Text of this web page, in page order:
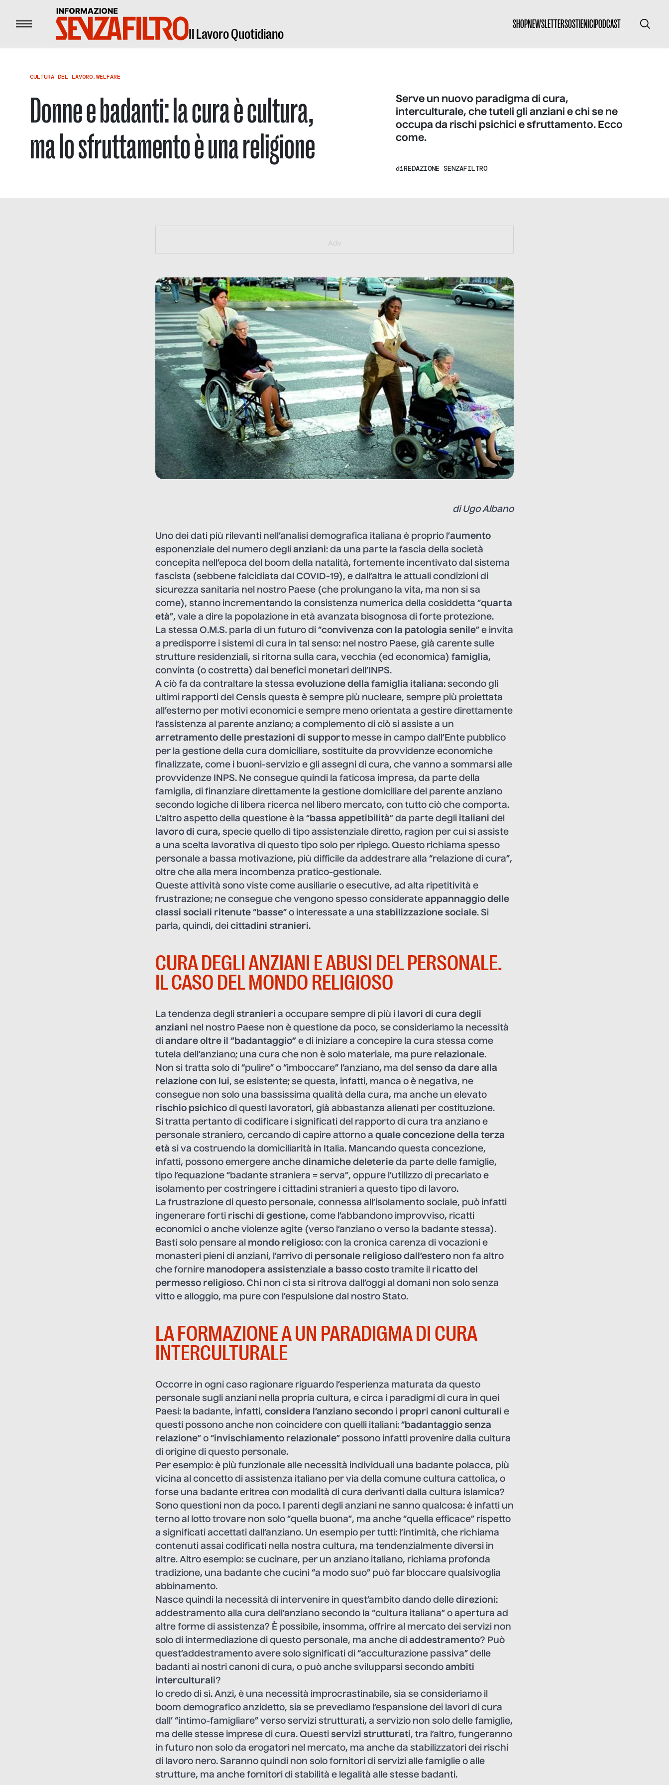
Menu Il Lavoro Quotidiano
SHOPNEWSLETTERSOSTIENICIPODCAST Cerca
CULTURA DEL LAVORO,WELFARE
Donne e badanti: la cura è cultura,
ma lo sfruttamento è una religione
Serve un nuovo paradigma di cura,
interculturale, che tuteli gli anziani e chi se ne
occupa da rischi psichici e sfruttamento. Ecco
come.
diREDAZIONE SENZAFILTRO
Adv
di Ugo Albano
Uno dei dati più rilevanti nell’analisi demografica italiana è proprio l’aumento
esponenziale del numero degli anziani: da una parte la fascia della società
concepita nell’epoca del boom della natalità, fortemente incentivato dal sistema
fascista (sebbene falcidiata dal COVID-19), e dall’altra le attuali condizioni di
sicurezza sanitaria nel nostro Paese (che prolungano la vita, ma non si sa
come), stanno incrementando la consistenza numerica della cosiddetta “quarta
età”, vale a dire la popolazione in età avanzata bisognosa di forte protezione.
La stessa O.M.S. parla di un futuro di “convivenza con la patologia senile” e invita
a predisporre i sistemi di cura in tal senso: nel nostro Paese, già carente sulle
strutture residenziali, si ritorna sulla cara, vecchia (ed economica) famiglia,
convinta (o costretta) dai benefici monetari dell’INPS.
A ciò fa da contraltare la stessa evoluzione della famiglia italiana: secondo gli
ultimi rapporti del Censis questa è sempre più nucleare, sempre più proiettata
all’esterno per motivi economici e sempre meno orientata a gestire direttamente
l’assistenza al parente anziano; a complemento di ciò si assiste a un
arretramento delle prestazioni di supporto messe in campo dall’Ente pubblico
per la gestione della cura domiciliare, sostituite da provvidenze economiche
finalizzate, come i buoni-servizio e gli assegni di cura, che vanno a sommarsi alle
provvidenze INPS. Ne consegue quindi la faticosa impresa, da parte della
famiglia, di finanziare direttamente la gestione domiciliare del parente anziano
secondo logiche di libera ricerca nel libero mercato, con tutto ciò che comporta.
L’altro aspetto della questione è la “bassa appetibilità” da parte degli italiani del
lavoro di cura, specie quello di tipo assistenziale diretto, ragion per cui si assiste
a una scelta lavorativa di questo tipo solo per ripiego. Questo richiama spesso
personale a bassa motivazione, più difficile da addestrare alla “relazione di cura”,
oltre che alla mera incombenza pratico-gestionale.
Queste attività sono viste come ausiliarie o esecutive, ad alta ripetitività e
frustrazione; ne consegue che vengono spesso considerate appannaggio delle
classi sociali ritenute “basse” o interessate a una stabilizzazione sociale. Si
parla, quindi, dei cittadini stranieri.
CURA DEGLI ANZIANI E ABUSI DEL PERSONALE.
IL CASO DEL MONDO RELIGIOSO
La tendenza degli stranieri a occupare sempre di più i lavori di cura degli
anziani nel nostro Paese non è questione da poco, se consideriamo la necessità
di andare oltre il “badantaggio” e di iniziare a concepire la cura stessa come
tutela dell’anziano; una cura che non è solo materiale, ma pure relazionale.
Non si tratta solo di “pulire” o “imboccare” l’anziano, ma del senso da dare alla
relazione con lui, se esistente; se questa, infatti, manca o è negativa, ne
consegue non solo una bassissima qualità della cura, ma anche un elevato
rischio psichico di questi lavoratori, già abbastanza alienati per costituzione.
Si tratta pertanto di codificare i significati del rapporto di cura tra anziano e
personale straniero, cercando di capire attorno a quale concezione della terza
età si va costruendo la domiciliarità in Italia. Mancando questa concezione,
infatti, possono emergere anche dinamiche deleterie da parte delle famiglie,
tipo l’equazione “badante straniera = serva”, oppure l’utilizzo di precariato e
isolamento per costringere i cittadini stranieri a questo tipo di lavoro.
La frustrazione di questo personale, connessa all’isolamento sociale, può infatti
ingenerare forti rischi di gestione, come l’abbandono improvviso, ricatti
economici o anche violenze agite (verso l’anziano o verso la badante stessa).
Basti solo pensare al mondo religioso: con la cronica carenza di vocazioni e
monasteri pieni di anziani, l’arrivo di personale religioso dall’estero non fa altro
che fornire manodopera assistenziale a basso costo tramite il ricatto del
permesso religioso. Chi non ci sta si ritrova dall’oggi al domani non solo senza
vitto e alloggio, ma pure con l’espulsione dal nostro Stato.
LA FORMAZIONE A UN PARADIGMA DI CURA
INTERCULTURALE
Occorre in ogni caso ragionare riguardo l’esperienza maturata da questo
personale sugli anziani nella propria cultura, e circa i paradigmi di cura in quei
Paesi: la badante, infatti, considera l’anziano secondo i propri canoni culturali e
questi possono anche non coincidere con quelli italiani: “badantaggio senza
relazione” o “invischiamento relazionale” possono infatti provenire dalla cultura
di origine di questo personale.
Per esempio: è più funzionale alle necessità individuali una badante polacca, più
vicina al concetto di assistenza italiano per via della comune cultura cattolica, o
forse una badante eritrea con modalità di cura derivanti dalla cultura islamica?
Sono questioni non da poco. I parenti degli anziani ne sanno qualcosa: è infatti un
terno al lotto trovare non solo “quella buona”, ma anche “quella efficace” rispetto
a significati accettati dall’anziano. Un esempio per tutti: l’intimità, che richiama
contenuti assai codificati nella nostra cultura, ma tendenzialmente diversi in
altre. Altro esempio: se cucinare, per un anziano italiano, richiama profonda
tradizione, una badante che cucini “a modo suo” può far bloccare qualsivoglia
abbinamento.
Nasce quindi la necessità di intervenire in quest’ambito dando delle direzioni:
addestramento alla cura dell’anziano secondo la “cultura italiana” o apertura ad
altre forme di assistenza? È possibile, insomma, offrire al mercato dei servizi non
solo di intermediazione di questo personale, ma anche di addestramento? Può
quest’addestramento avere solo significati di “acculturazione passiva” delle
badanti ai nostri canoni di cura, o può anche svilupparsi secondo ambiti
interculturali?
Io credo di sì. Anzi, è una necessità improcrastinabile, sia se consideriamo il
boom demografico anzidetto, sia se prevediamo l’espansione dei lavori di cura
dall’ “intimo-famigliare” verso servizi strutturati, a servizio non solo delle famiglie,
ma delle stesse imprese di cura. Questi servizi strutturati, tra l’altro, fungeranno
in futuro non solo da erogatori nel mercato, ma anche da stabilizzatori dei rischi
di lavoro nero. Saranno quindi non solo fornitori di servizi alle famiglie o alle
strutture, ma anche fornitori di stabilità e legalità alle stesse badanti.